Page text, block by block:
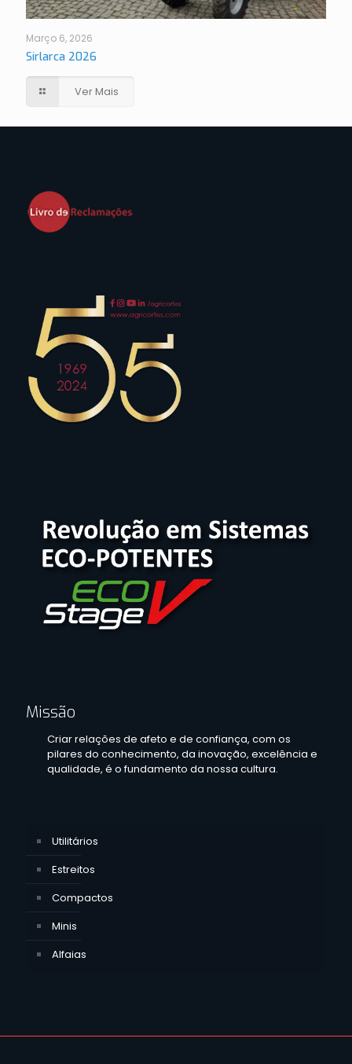
Março 6, 2026
Sirlarca 2026
Ver Mais
Missão
Criar relações de afeto e de confiança, com os
pilares do conhecimento, da inovação, excelência e
qualidade, é o fundamento da nossa cultura.
Utilitários
Estreitos
Compactos
Minis
Alfaias